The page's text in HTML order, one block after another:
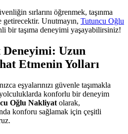
sırlarını öğrenmek, taşınma
getirecektir. Unutmayın, Tutuncu Oğlu
bir taşıma deneyimi yaşayabilirsiniz!
Uzun
Etmenin Yolları
eşyalarınızı güvenle taşımakla
konforlu bir deneyim
Oğlu Nakliyat olarak,
konforu sağlamak için çeşitli